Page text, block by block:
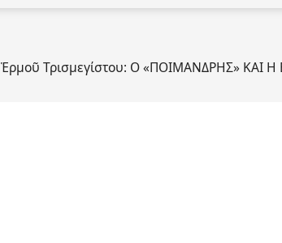
Ἑρμοῦ Τρισμεγίστου: Ο «ΠΟΙΜΑΝΔΡΗΣ» ΚΑΙ